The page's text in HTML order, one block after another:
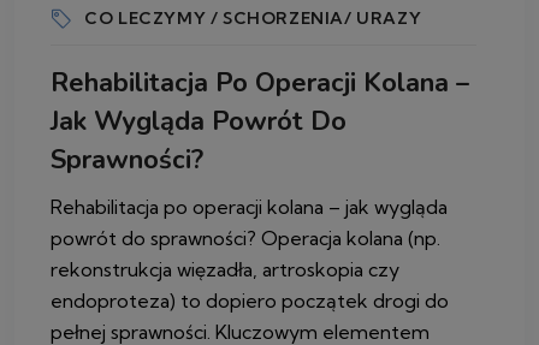
CO LECZYMY / SCHORZENIA/ URAZY
Rehabilitacja Po Operacji Kolana –
Jak Wygląda Powrót Do
Sprawności?
Rehabilitacja po operacji kolana – jak wygląda
powrót do sprawności? Operacja kolana (np.
rekonstrukcja więzadła, artroskopia czy
endoproteza) to dopiero początek drogi do
pełnej sprawności. Kluczowym elementem